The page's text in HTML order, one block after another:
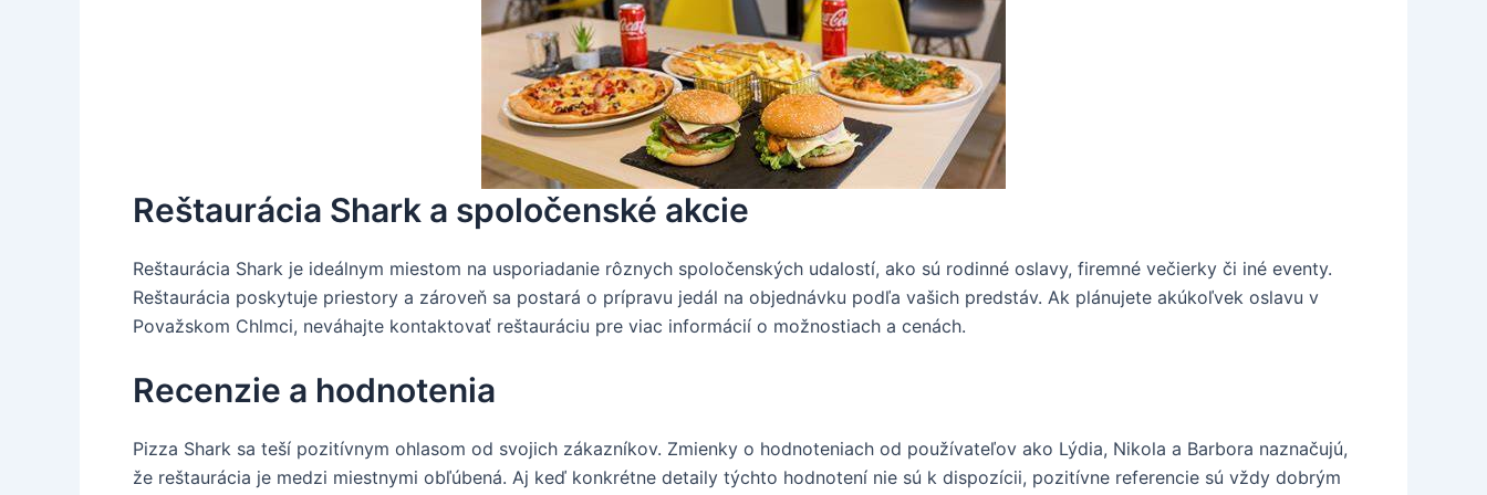
Reštaurácia Shark a spoločenské akcie
Reštaurácia Shark je ideálnym miestom na usporiadanie rôznych spoločenských udalostí, ako sú rodinné oslavy, firemné večierky či iné eventy.
Reštaurácia poskytuje priestory a zároveň sa postará o prípravu jedál na objednávku podľa vašich predstáv. Ak plánujete akúkoľvek oslavu v
Považskom Chlmci, neváhajte kontaktovať reštauráciu pre viac informácií o možnostiach a cenách.
Recenzie a hodnotenia
Pizza Shark sa teší pozitívnym ohlasom od svojich zákazníkov. Zmienky o hodnoteniach od používateľov ako Lýdia, Nikola a Barbora naznačujú,
že reštaurácia je medzi miestnymi obľúbená. Aj keď konkrétne detaily týchto hodnotení nie sú k dispozícii, pozitívne referencie sú vždy dobrým